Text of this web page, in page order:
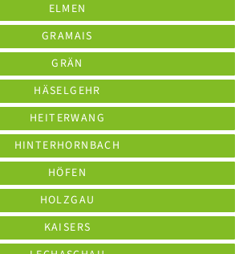
ELMEN
GRAMAIS
GRÄN
HÄSELGEHR
HEITERWANG
HINTERHORNBACH
HÖFEN
HOLZGAU
KAISERS